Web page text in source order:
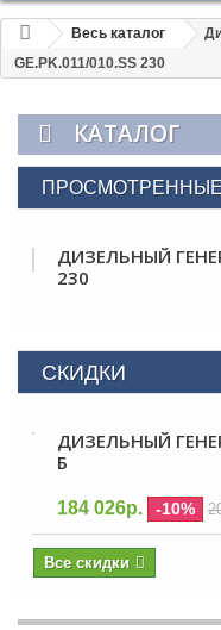
Весь каталог
GE.PK.011/010.SS 230
КАТАЛОГ
ДИЗЕЛЬНЫЙ
230
СКИДКИ
ДИЗЕЛЬНЫЙ
Б
184 026р. -10%
Все скидки